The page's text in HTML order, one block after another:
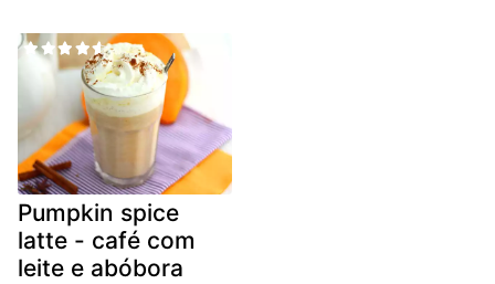
Pumpkin spice
latte - café com
leite e abóbora